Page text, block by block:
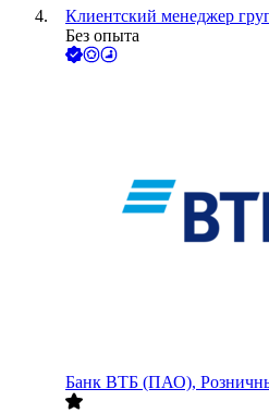
Клиентский менеджер
Без опыта
Банк ВТБ (ПАО),